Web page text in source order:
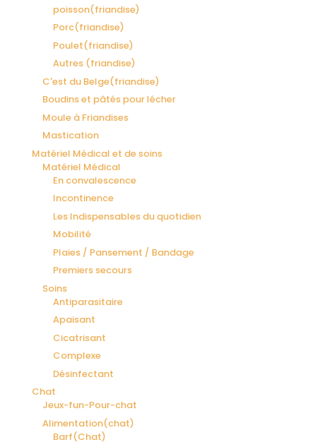
poisson(friandise)
Porc(friandise)
Poulet(friandise)
Autres (friandise)
C'est du Belge(friandise)
Boudins et pâtés pour lécher
Moule à Friandises
Mastication
Matériel Médical et de soins
Matériel Médical
En convalescence
Incontinence
Les Indispensables du quotidien
Mobilité
Plaies / Pansement / Bandage
Premiers secours
Soins
Antiparasitaire
Apaisant
Cicatrisant
Complexe
Désinfectant
Chat
Jeux-fun-Pour-chat
Alimentation(chat)
Barf(Chat)